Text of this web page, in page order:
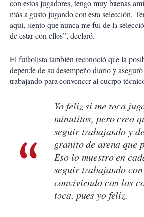
con estos jugadores, tengo muy buenas
más a gusto jugando con esta selección.
aquí, siento que nunca me fui de la
de estar con ellos”, declaró.
El futbolista también reconoció que la
depende de su desempeño diario y
trabajando para convencer al cuerpo
Yo feliz si me toca
minutitos, pero creo
seguir trabajando y
granito de arena que
Eso lo muestro en
seguir trabajando
conviviendo con los
toca, pues yo feliz.